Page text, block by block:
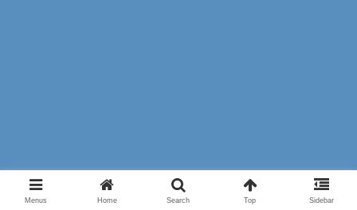
Menus Home Search Top Sidebar